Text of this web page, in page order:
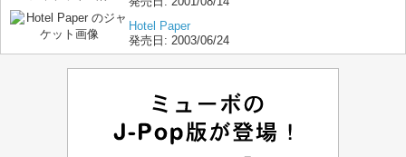
Hotel Paper
発売日: 2003/06/24